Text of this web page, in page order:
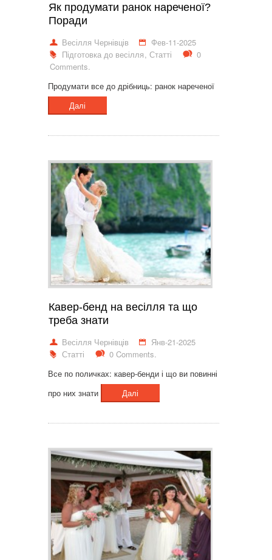
Як продумати ранок нареченої?
Поради
Весілля Чернівців
Фев-11-2025
Підготовка до весілля, Статті
0
Comments.
Продумати все до дрібниць: ранок нареченої
Далі
Кавер-бенд на весілля та що
треба знати
Весілля Чернівців
Янв-21-2025
Статті
0 Comments.
Все по поличках: кавер-бенди і що ви повинні
про них знати
Далі